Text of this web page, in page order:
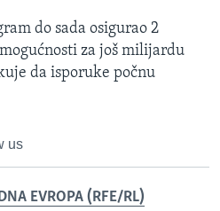
do sada osigurao 2
za još milijardu
da isporuke počnu
us
EVROPA (RFE/RL)